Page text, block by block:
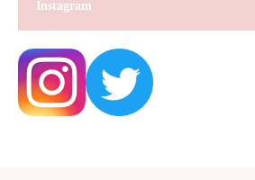
Instagram